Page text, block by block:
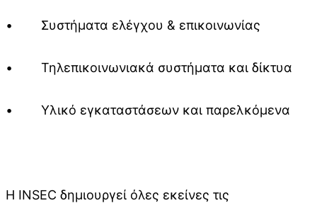
• Συστήματα ελέγχου & επικοινωνίας
• Τηλεπικοινωνιακά συστήματα και δίκτυα
• Υλικό εγκαταστάσεων και παρελκόμενα
Η INSEC δημιουργεί όλες εκείνες τις